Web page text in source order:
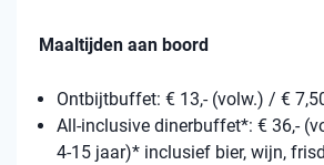
Maaltijden aan boord
Ontbijtbuffet: € 13,- (volw.) / €
All-inclusive dinerbuffet*: € 36,-
4-15 jaar)* inclusief bier, wijn,